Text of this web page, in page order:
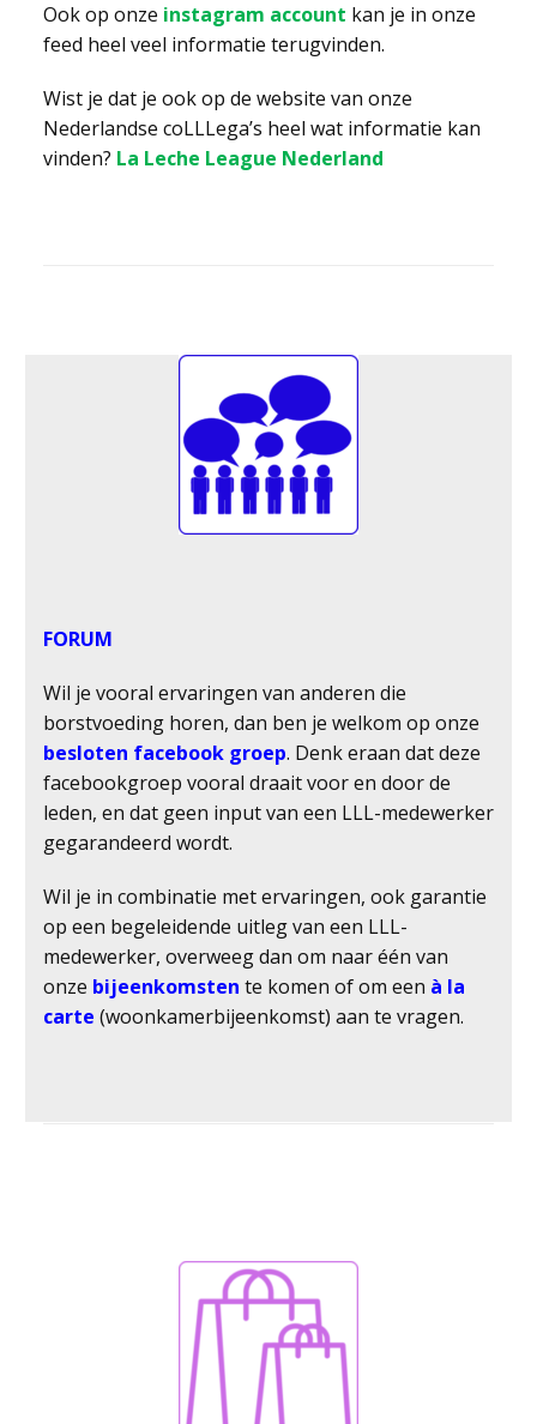
Ook op onze instagram account kan je in onze
feed heel veel informatie terugvinden.
Wist je dat je ook op de website van onze
Nederlandse coLLLega’s heel wat informatie kan
vinden? La Leche League Nederland
FORUM
Wil je vooral ervaringen van anderen die
borstvoeding horen, dan ben je welkom op onze
besloten facebook groep. Denk eraan dat deze
facebookgroep vooral draait voor en door de
leden, en dat geen input van een LLL-medewerker
gegarandeerd wordt.
Wil je in combinatie met ervaringen, ook garantie
op een begeleidende uitleg van een LLL-
medewerker, overweeg dan om naar één van
onze bijeenkomsten te komen of om een à la
carte (woonkamerbijeenkomst) aan te vragen.